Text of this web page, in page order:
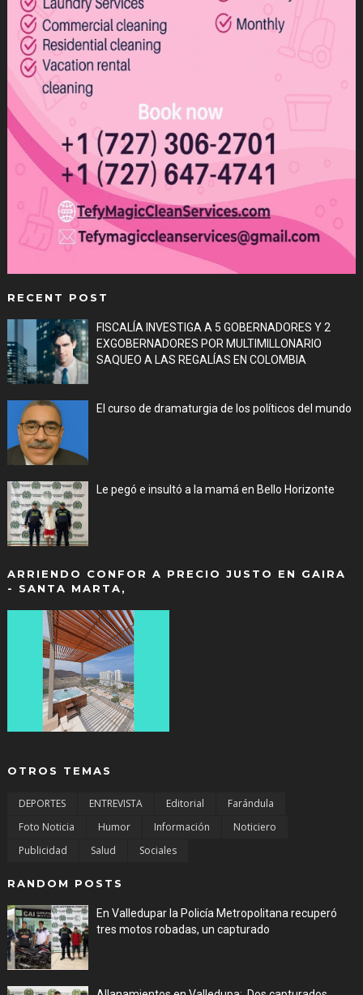
RECENT POST
FISCALÍA INVESTIGA A 5 GOBERNADORES Y 2
EXGOBERNADORES POR MULTIMILLONARIO
SAQUEO A LAS REGALÍAS EN COLOMBIA
El curso de dramaturgia de los políticos del mundo
Le pegó e insultó a la mamá en Bello Horizonte
ARRIENDO CONFOR A PRECIO JUSTO EN GAIRA
- SANTA MARTA,
OTROS TEMAS
DEPORTES ENTREVISTA Editorial
Farándula
Foto Noticia
Humor Información
Noticiero
Publicidad
Salud Sociales
RANDOM POSTS
En Valledupar la Policía Metropolitana recuperó
tres motos robadas, un capturado